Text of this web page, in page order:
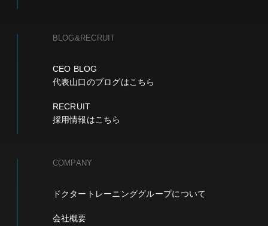
BLOG&RECRUIT
CEO BLOG
代表山口のブログはこちら
RECRUIT
採用情報はこちら
COMPANY
ドクタートレーニンググループについて
会社概要